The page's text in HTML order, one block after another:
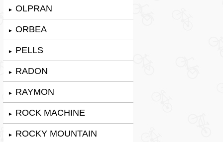
► OLPRAN
► ORBEA
► PELLS
► RADON
► RAYMON
► ROCK MACHINE
► ROCKY MOUNTAIN